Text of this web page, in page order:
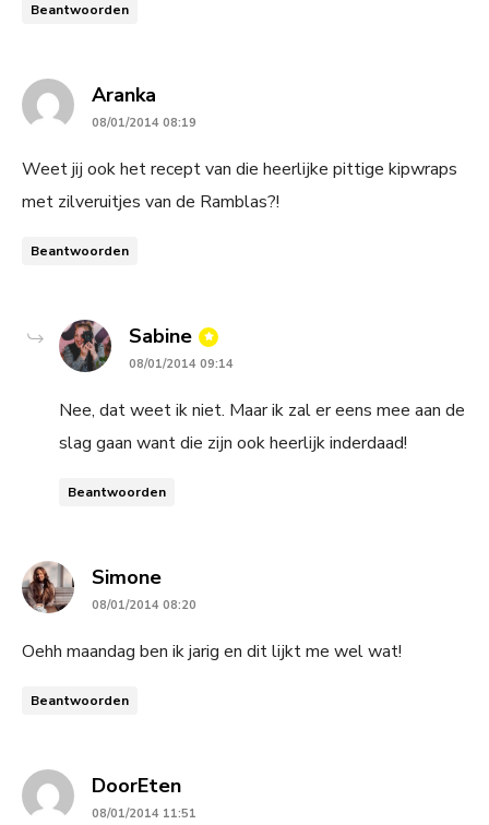
Beantwoorden
Aranka
08/01/2014 08:19
Weet jij ook het recept van die heerlijke pittige kipwraps
met zilveruitjes van de Ramblas?!
Beantwoorden
Sabine says:
08/01/2014 09:14
Nee, dat weet ik niet. Maar ik zal er eens mee aan de
slag gaan want die zijn ook heerlijk inderdaad!
Beantwoorden
Simonesays:
08/01/2014 08:20
Oehh maandag ben ik jarig en dit lijkt me wel wat!
Beantwoorden
DoorEtensays:
08/01/2014 11:51